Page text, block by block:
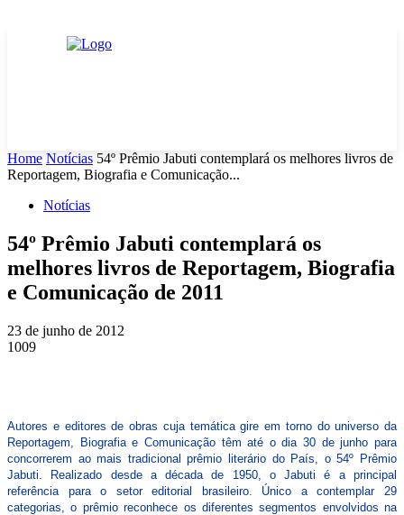
Home Notícias 54º Prêmio Jabuti contemplará os melhores livros de
Reportagem, Biografia e Comunicação...
Notícias
54º Prêmio Jabuti contemplará os
melhores livros de Reportagem, Biografia
e Comunicação de 2011
23 de junho de 2012
1009
Autores e editores de obras cuja temática gire em torno do universo da
Reportagem, Biografia e Comunicação têm até o dia 30 de junho para
concorrerem ao mais tradicional prêmio literário do País, o 54º Prêmio
Jabuti. Realizado desde a década de 1950, o Jabuti é a principal
referência para o setor editorial brasileiro. Único a contemplar 29
categorias, o prêmio reconhece os diferentes segmentos envolvidos na